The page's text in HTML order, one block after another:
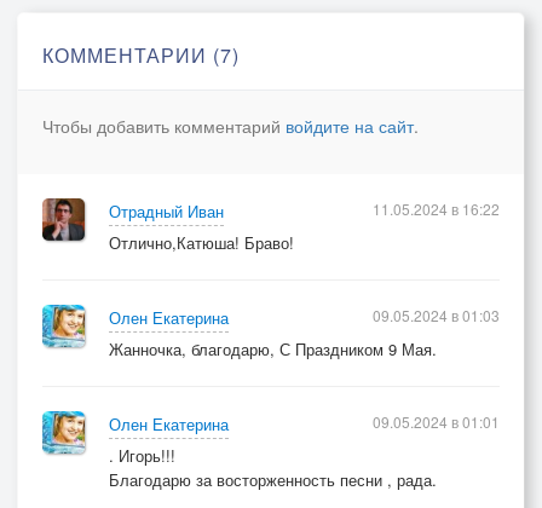
КОММЕНТАРИИ (7)
Чтобы добавить комментарий войдите на сайт.
Отрадный Иван
Отлично,Катюша! Браво!
11.05.2024 в 16:22
Олен Екатерина
Жанночка, благодарю, С Праздником 9 Мая.
09.05.2024 в 01:03
Олен Екатерина
. Игорь!!!
Благодарю за восторженность песни , рада.
09.05.2024 в 01:01